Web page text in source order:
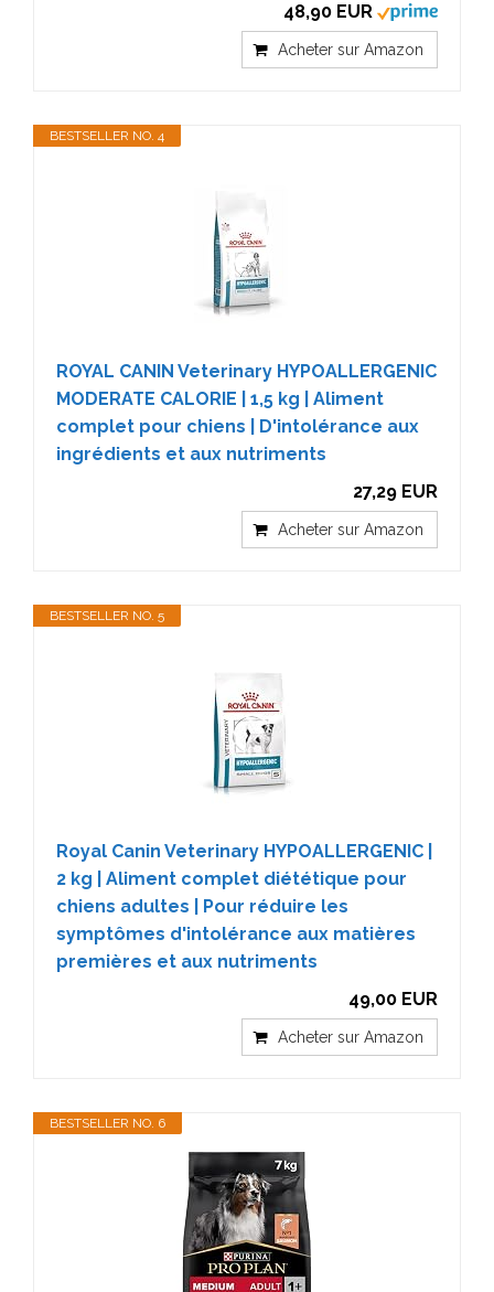
48,90 EUR
Acheter sur Amazon
BESTSELLER NO. 4
ROYAL CANIN Veterinary HYPOALLERGENIC
MODERATE CALORIE | 1,5 kg | Aliment
complet pour chiens | D'intolérance aux
ingrédients et aux nutriments
27,29 EUR
Acheter sur Amazon
BESTSELLER NO. 5
Royal Canin Veterinary HYPOALLERGENIC |
2 kg | Aliment complet diététique pour
chiens adultes | Pour réduire les
symptômes d'intolérance aux matières
premières et aux nutriments
49,00 EUR
Acheter sur Amazon
BESTSELLER NO. 6